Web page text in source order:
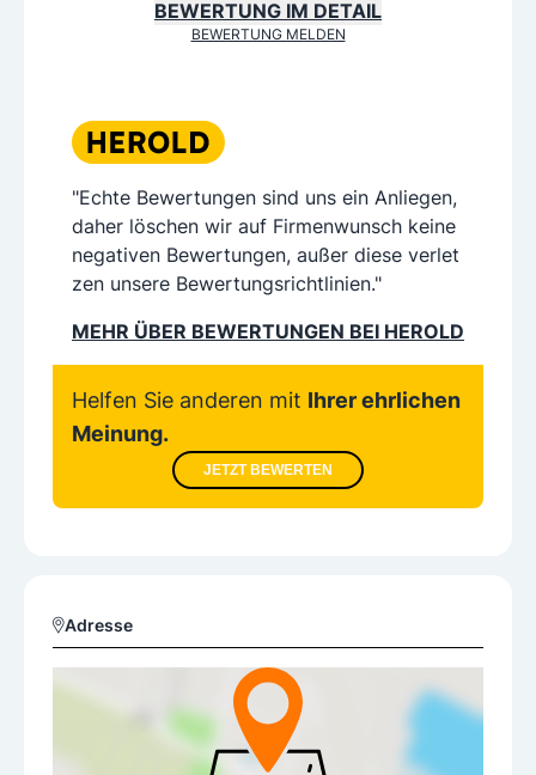
BEWERTUNG IM DETAIL
BEWERTUNG MELDEN
"Echte Bewertungen sind uns ein Anliegen,
daher löschen wir auf Firmenwunsch keine
negativen Bewertungen, außer diese verlet
zen unsere Bewertungsrichtlinien."
MEHR ÜBER BEWERTUNGEN BEI HEROLD
Helfen Sie anderen mit Ihrer ehrlichen
Meinung.
JETZT BEWERTEN
Adresse